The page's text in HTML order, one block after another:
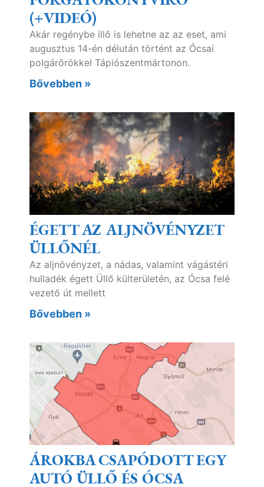
(+VIDEÓ)
Akár regénybe illő is lehetne az az eset, ami
augusztus 14-én délután történt az Ócsai
polgárőrökkel Tápiószentmártonon.
Bővebben »
ÉGETT AZ ALJNÖVÉNYZET
ÜLLŐNÉL
Az aljnövényzet, a nádas, valamint vágástéri
hulladék égett Üllő külterületén, az Ócsa felé
vezető út mellett
Bővebben »
ÁROKBA CSAPÓDOTT EGY
AUTÓ ÜLLŐ ÉS ÓCSA